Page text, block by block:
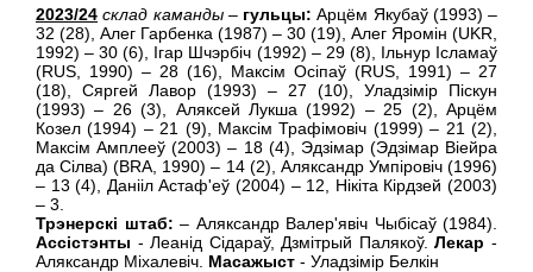
2023/24 склад каманды– гульцы:Арцём Якубаў (1993) –
32 (28), Алег Гарбенка (1987) – 30 (19), Алег Яромiн (UKR,
1992) – 30 (6), Ігар Шчэрбіч (1992) – 29 (8), Ільнур Ісламаў
(RUS, 1990) – 28 (16), Максiм Осiпаў (RUS, 1991) – 27
(18), Сяргей Лавор (1993) – 27 (10), Уладзiмiр Пiскун
(1993) – 26 (3), Аляксей Лукша (1992) – 25 (2), Арцём
Козел (1994) – 21 (9), Максім Трафімовіч (1999) – 21 (2),
Максiм Амплееў (2003) – 18 (4), Эдзiмар (Эдзiмар Вiейра
да Сiлва) (BRA, 1990) – 14 (2), Аляксандр Умпіровіч (1996)
– 13 (4), Данiiл Астаф'еў (2004) – 12, Нiкiта Кiрдзей (2003)
– 3.
Трэнерскі штаб: – Аляксандр Валер'явiч Чыбісаў (1984).
Ассiстэнты - Леанiд Сiдараў, Дзмітрый Палякоў.Лекар -
Аляксандр Мiхалевiч. Масажыст - Уладзiмiр Белкiн